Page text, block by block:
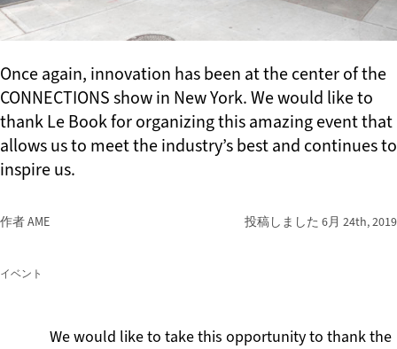
Once again, innovation has been at the center of the
CONNECTIONS show in New York. We would like to
thank Le Book for organizing this amazing event that
allows us to meet the industry’s best and continues to
inspire us.
作者 AME 投稿しました 6月 24th, 2019
イベント
We would like to take this opportunity to thank the